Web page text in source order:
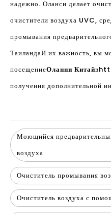
надежно. Оланси делает
очистители воздуха UVC,
промывания
ТаиландаИ их важность, вы
посещениеОланни Китайв
получения дополнительной
Моющийся
воздуха
Очиститель промывания
Очиститель воздуха с